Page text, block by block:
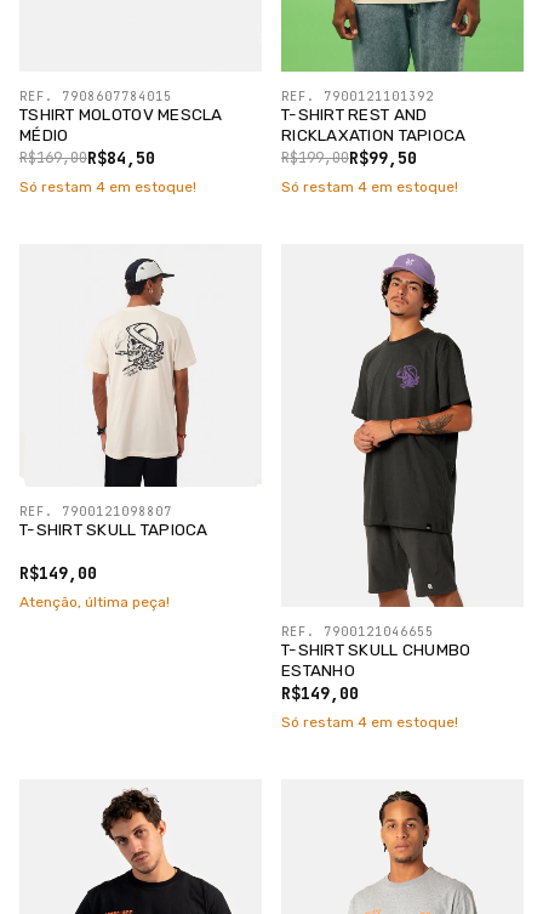
TSHIRT MOLOTOV MESCLA
MÉDIO
R$84,50
R$169,00
REF. 7908607784015
Só restam 4 em estoque!
T-SHIRT REST AND
RICKLAXATION TAPIOCA
R$99,50
R$199,00
REF. 7900121101392
Só restam 4 em estoque!
T-SHIRT SKULL TAPIOCA
R$149,00
REF. 7900121098807
Atenção, última peça!
T-SHIRT SKULL CHUMBO
ESTANHO
R$149,00
REF. 7900121046655
Só restam 4 em estoque!